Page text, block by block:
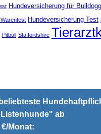
Hundeversicherung für
Hundeversicherung Test
Pitbull Staffordshire
ab
€/Monat: